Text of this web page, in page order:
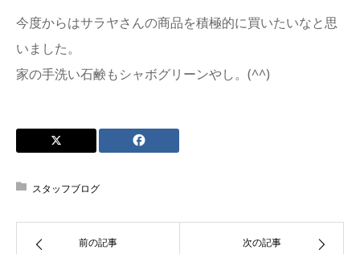
今度からはサラヤさんの商品を積極的に買いたいなと思
いました。
家の手洗い石鹸もシャボグリーンやし。(^^)
スタッフブログ
前の記事 次の記事